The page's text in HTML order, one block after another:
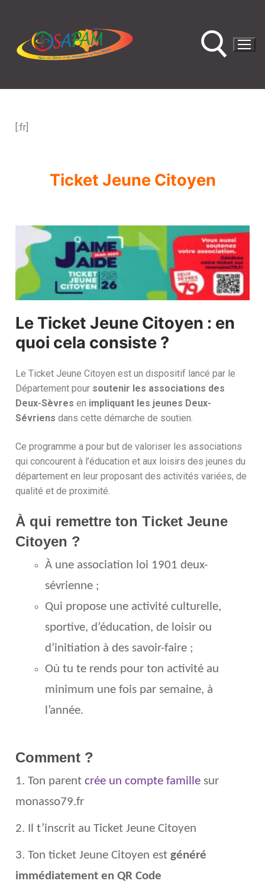
[:fr]
Ticket Jeune Citoyen
Le Ticket Jeune Citoyen : en
quoi cela consiste ?
Le Ticket Jeune Citoyen est un dispositif lancé par le
Département pour soutenir les associations des
Deux-Sèvres en impliquant les jeunes Deux-
Sévriens dans cette démarche de soutien.
Ce programme a pour but de valoriser les associations
qui concourent à l’éducation et aux loisirs des jeunes du
département en leur proposant des activités variées, de
qualité et de proximité.
À qui remettre ton Ticket Jeune
Citoyen ?
À une association loi 1901 deux-
sévrienne ;
Qui propose une activité culturelle,
sportive, d’éducation, de loisir ou
d’initiation à des savoir-faire ;
Où tu te rends pour ton activité au
minimum une fois par semaine, à
l’année.
Comment ?
1. Ton parent crée un compte famille sur
monasso79.fr
2. Il t’inscrit au Ticket Jeune Citoyen
3. Ton ticket Jeune Citoyen est généré
immédiatement en QR Code